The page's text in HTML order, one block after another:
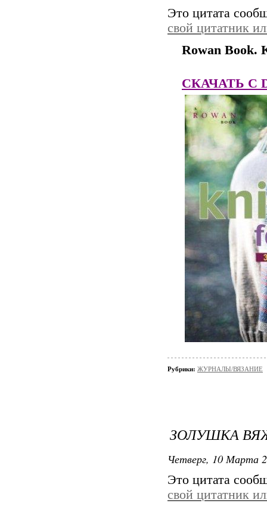
Это цитата
свой цитатник
Rowan Book.
СКАЧАТЬ C
Рубрики: ЖУРНАЛЫ/ВЯЗАНИЕ
ЗОЛУШКА
Четверг, 10 Марта
Это цитата
свой цитатник